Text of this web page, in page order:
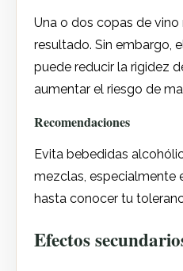
Una o dos copas de
resultado. Sin embargo,
puede reducir la rigidez
aumentar el riesgo de
Recomendaciones
Evita bebedidas
mezclas, especialmente
hasta conocer tu
Efectos